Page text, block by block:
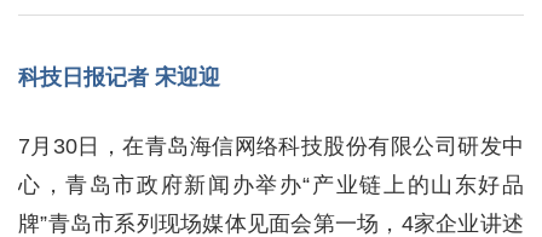
科技日报记者 宋迎迎
7月30日，在青岛海信网络科技股份有限公司研发中
心，青岛市政府新闻办举办“产业链上的山东好品
牌”青岛市系列现场媒体见面会第一场，4家企业讲述